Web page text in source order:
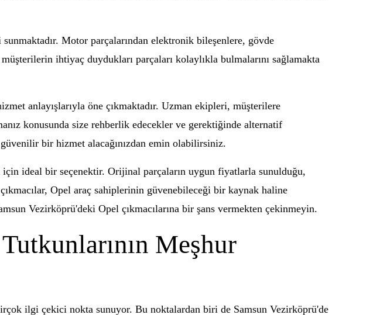
Motor parçalarından elektronik bileşenlere, gövde
ihtiyaç duydukları parçaları kolaylıkla bulmalarını sağlamakta
anlayışlarıyla öne çıkmaktadır. Uzman ekipleri, müşterilere
konusunda size rehberlik edecekler ve gerektiğinde alternatif
bir hizmet alacağınızdan emin olabilirsiniz.
için ideal bir seçenektir. Orijinal parçaların uygun fiyatlarla sunulduğu,
Opel araç sahiplerinin güvenebileceği bir kaynak haline
Vezirköprü'deki Opel çıkmacılarına bir şans vermekten çekinmeyin.
Meşhur
ilgi çekici nokta sunuyor. Bu noktalardan biri de Samsun Vezirköprü'de